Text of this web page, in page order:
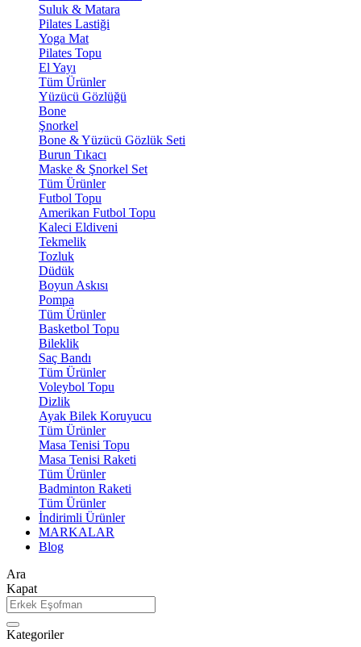
Suluk & Matara
Pilates Lastiği
Yoga Mat
Pilates Topu
El Yayı
Tüm Ürünler
Yüzücü Gözlüğü
Bone
Şnorkel
Bone & Yüzücü Gözlük Seti
Burun Tıkacı
Maske & Şnorkel Set
Tüm Ürünler
Futbol Topu
Amerikan Futbol Topu
Kaleci Eldiveni
Tekmelik
Tozluk
Düdük
Boyun Askısı
Pompa
Tüm Ürünler
Basketbol Topu
Bileklik
Saç Bandı
Tüm Ürünler
Voleybol Topu
Dizlik
Ayak Bilek Koruyucu
Tüm Ürünler
Masa Tenisi Topu
Masa Tenisi Raketi
Tüm Ürünler
Badminton Raketi
Tüm Ürünler
İndirimli Ürünler
MARKALAR
Blog
Ara
Kapat
Kategoriler